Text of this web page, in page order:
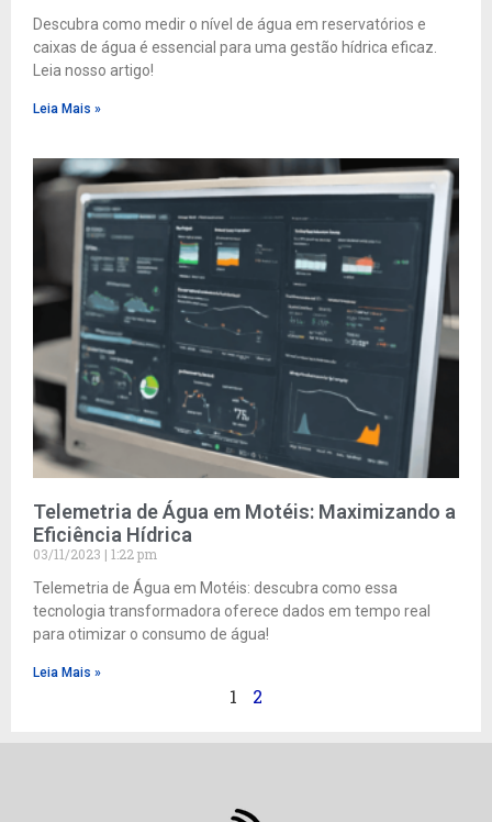
Descubra como medir o nível de água em reservatórios e
caixas de água é essencial para uma gestão hídrica eficaz.
Leia nosso artigo!
Leia Mais »
Telemetria de Água em Motéis: Maximizando a
Eficiência Hídrica
03/11/2023
1:22 pm
Telemetria de Água em Motéis: descubra como essa
tecnologia transformadora oferece dados em tempo real
para otimizar o consumo de água!
Leia Mais »
1 2